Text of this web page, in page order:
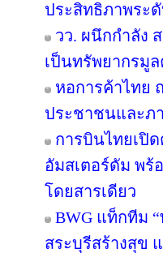
ประสิทธิภาพระ
วว. ผนึกกำลัง
เป็นทรัพยากรมูล
หอการค้าไทย
ประชาชนและภ
การบินไทยเปิด
อัมสเตอร์ดัม พร้
โดยสารเดียว
BWG แท็กทีม
สระบุรีสร้างสุข